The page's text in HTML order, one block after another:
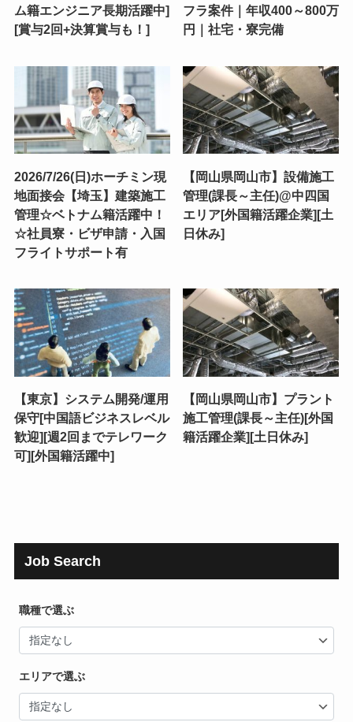
ム籍エンジニア長期活躍中]
[賞与2回+決算賞与も！]
フラ案件｜年収400～800万
円｜社宅・寮完備
2026/7/26(日)ホーチミン現
地面接会【埼玉】建築施工
管理☆ベトナム籍活躍中！
☆社員寮・ビザ申請・入国
フライトサポート有
【岡山県岡山市】設備施工
管理(課長～主任)@中四国
エリア[外国籍活躍企業][土
日休み]
【東京】システム開発/運用
保守[中国語ビジネスレベル
歓迎][週2回までテレワーク
可][外国籍活躍中]
【岡山県岡山市】プラント
施工管理(課長～主任)[外国
籍活躍企業][土日休み]
Job Search
職種で選ぶ
エリアで選ぶ